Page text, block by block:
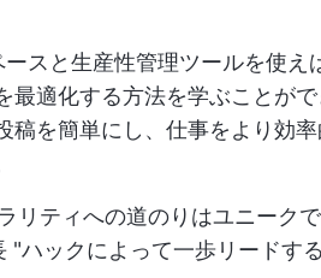
スと生産性管理ツールを使え
最適化する方法を学ぶことが
稿を簡単にし、仕事をより効
リティへの道のりはユニーク
"ハックによって一歩リードす